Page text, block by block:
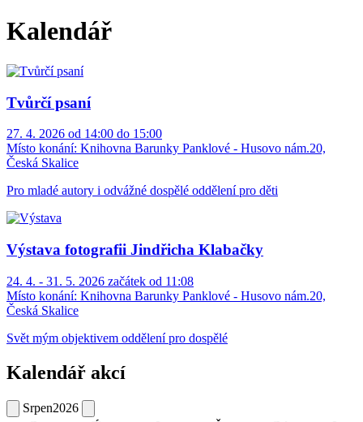
Kalendář
Tvůrčí psaní
27. 4. 2026 od 14:00 do 15:00
Místo konání: Knihovna Barunky Panklové - Husovo nám.20,
Česká Skalice
Pro mladé autory i odvážné dospělé oddělení pro děti
Výstava fotografii Jindřicha Klabačky
24. 4. - 31. 5. 2026 začátek od 11:08
Místo konání: Knihovna Barunky Panklové - Husovo nám.20,
Česká Skalice
Svět mým objektivem oddělení pro dospělé
Kalendář akcí
Srpen2026